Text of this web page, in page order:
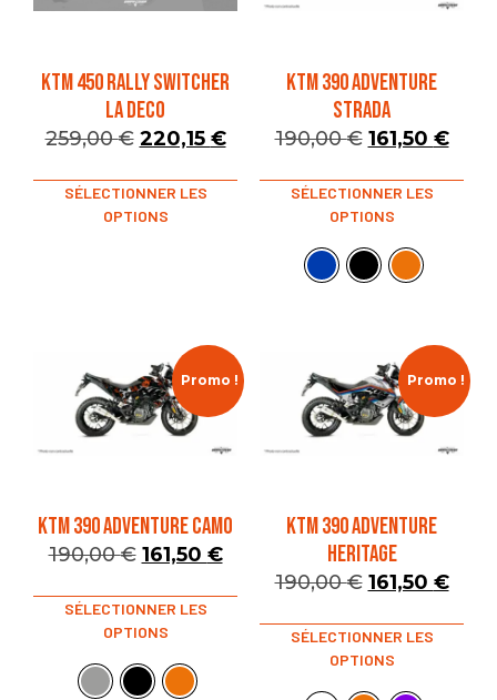
KTM 450 RALLY SWITCHER
LA DECO
259,00€ 220,15 €
SÉLECTIONNER LES
OPTIONS
KTM 390 ADVENTURE
STRADA
190,00€ 161,50 €
SÉLECTIONNER LES
OPTIONS
Promo !
KTM 390 Adventure Camo
190,00€ 161,50 €
SÉLECTIONNER LES
OPTIONS
Promo !
KTM 390 ADVENTURE
HERITAGE
190,00€ 161,50 €
SÉLECTIONNER LES
OPTIONS